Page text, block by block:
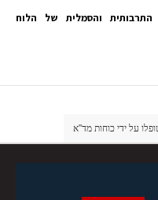
והסמלית של הלוח
על ידי כוחות מד''א